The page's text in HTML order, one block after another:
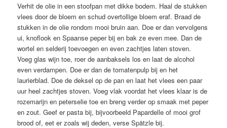
Verhit de olie in een stoofpan met dikke bodem. Haal de stukken
vlees door de bloem en schud overtollige bloem eraf. Braad de
stukken in de olie rondom mooi bruin aan. Doe er dan vervolgens
ui, knoflook en Spaanse peper bij en bak ze even mee. Dan de
wortel en selderij toevoegen en even zachtjes laten stoven.
Voeg glas wijn toe, roer de aanbaksels los en laat de alcohol
even verdampen. Doe er dan de tomatenpulp bij en het
laurierblad. Doe de deksel op de pan en laat het vlees een paar
uur heel zachtjes stoven. Voeg vlak voordat het vlees klaar is de
rozemarijn en peterselie toe en breng verder op smaak met peper
en zout. Geef er pasta bij, bijvoorbeeld Papardelle of mooi grof
brood of, eet er zoals wij deden, verse Spätzle bij.